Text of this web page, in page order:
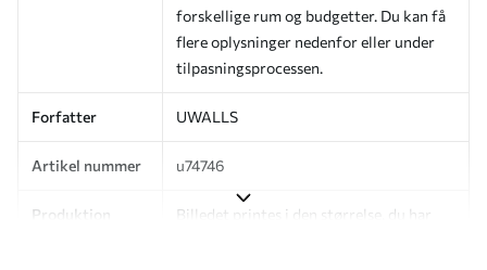
forskellige rum og budgetter. Du kan få
flere oplysninger nedenfor eller under
tilpasningsprocessen.
Forfatter UWALLS
Artikel nummer u74746
Produktion
Billedet printes i den størrelse, du har